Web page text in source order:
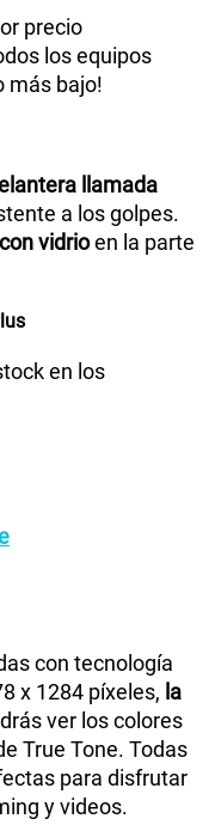
12MP
Si
mm - Grosor: 7.80
aproximadamente 30
por separado)
15 W
precio
los equipos
más bajo!
llamada
a los golpes.
vidrioen la parte
en los
con tecnología
x 1284 píxeles, la
ver los colores
True Tone. Todas
para disfrutar
y videos.